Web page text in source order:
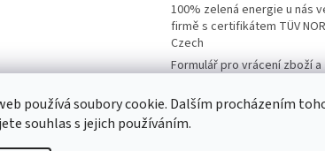
používá soubory cookie. Dalším procházením
souhlas s jejich používáním.
100% zelená energie u nás
firmě s certifikátem TÜV
Czech
Formulář pro vrácení zboží a
Moje objednávka